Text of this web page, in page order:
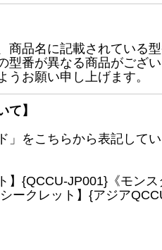
商品名に記載されている
型番が異なる商品がござ
お願い申し上げます。
て】
」をこちらから表記して
】{QCCU-JP001}《モン
クレット】{アジア